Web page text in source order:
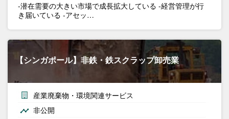
-潜在需要の大きい市場で成長拡大している -経営管理が行
き届いている -アセッ…
【シンガポール】非鉄・鉄スクラップ卸売業
産業廃棄物・環境関連サービス
非公開